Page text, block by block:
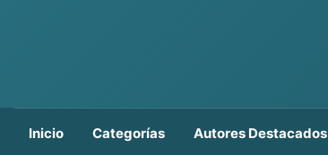
Inicio Categorías Autores Destacados